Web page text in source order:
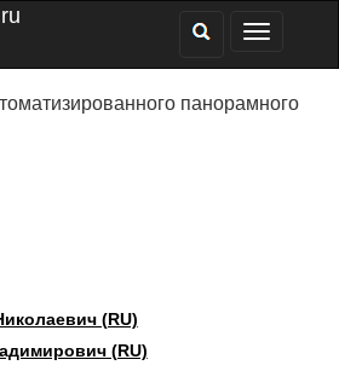
панорамного
(RU)
(RU)